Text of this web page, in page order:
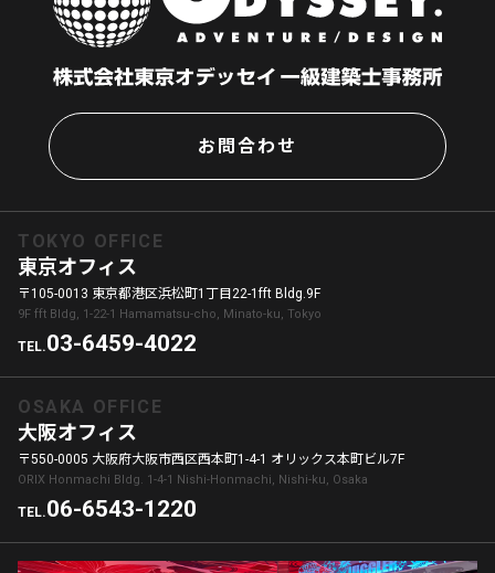
お問合わせ
TOKYO OFFICE
東京オフィス
〒105-0013 東京都港区浜松町1丁目22-1fft Bldg.9F
9F fft Bldg, 1-22-1 Hamamatsu-cho, Minato-ku, Tokyo
TEL.03-6459-4022
OSAKA OFFICE
大阪オフィス
〒550-0005 大阪府大阪市西区西本町1-4-1 オリックス本町ビル7F
ORIX Honmachi Bldg. 1-4-1 Nishi-Honmachi, Nishi-ku, Osaka
TEL.06-6543-1220